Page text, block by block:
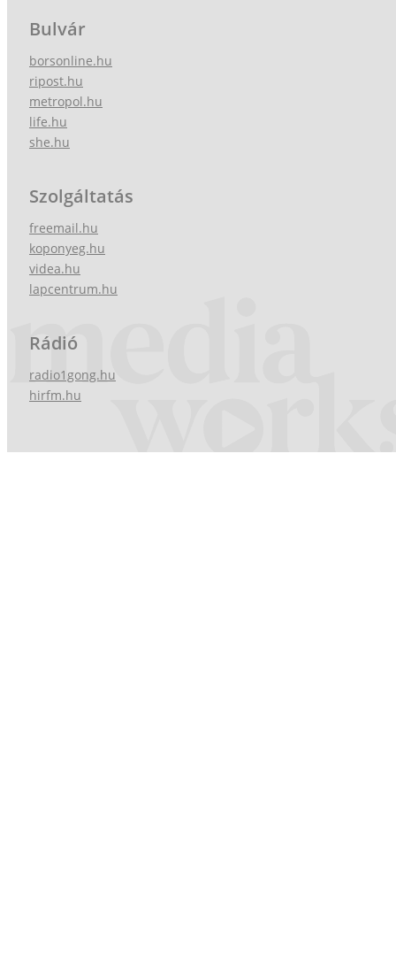
Bulvár
borsonline.hu
ripost.hu
metropol.hu
life.hu
she.hu
Szolgáltatás
freemail.hu
koponyeg.hu
videa.hu
lapcentrum.hu
Rádió
radio1gong.hu
hirfm.hu